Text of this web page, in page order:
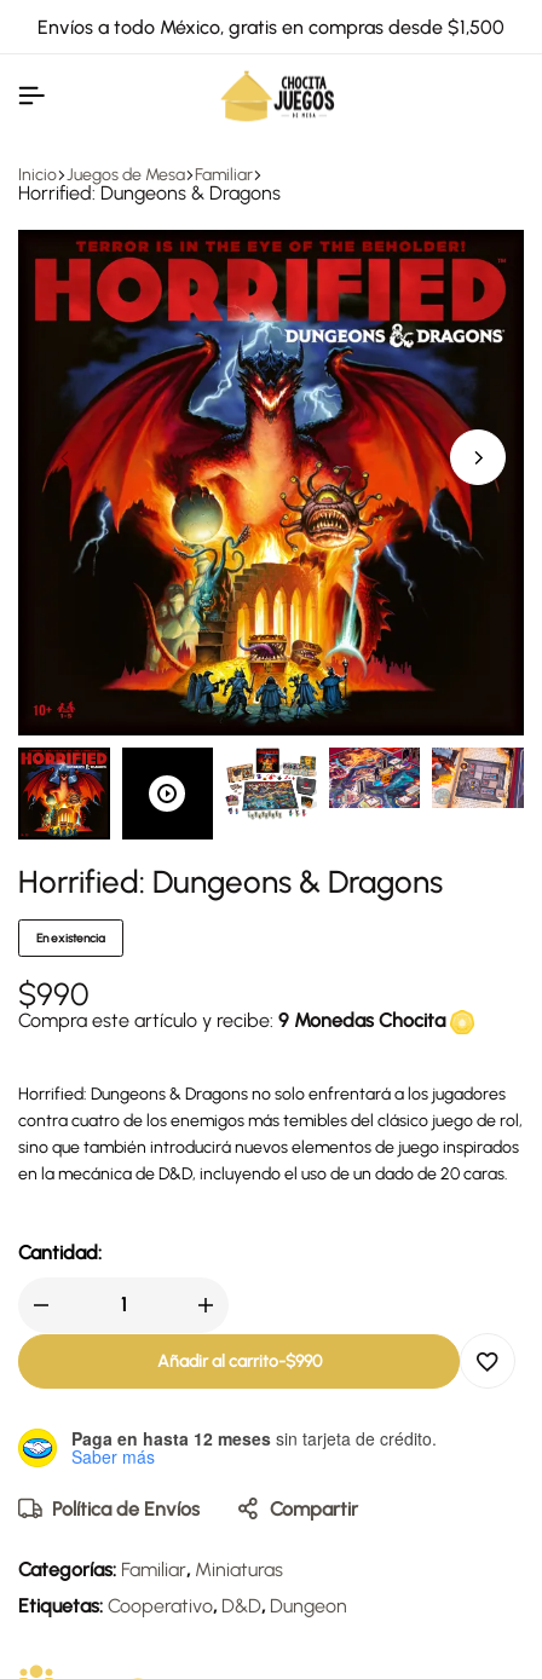
Envíos a todo México, gratis en compras desde $1,500
Inicio Juegos de Mesa Familiar
Horrified: Dungeons & Dragons
Horrified: Dungeons & Dragons
En existencia
$990
Compra este artículo y recibe: 9 Monedas Chocita
Horrified: Dungeons & Dragons no solo enfrentará a los jugadores
contra cuatro de los enemigos más temibles del clásico juego de rol,
sino que también introducirá nuevos elementos de juego inspirados
en la mecánica de D&D, incluyendo el uso de un dado de 20 caras.
Cantidad:
Añadir al carrito-$990
Paga en hasta 12 meses sin tarjeta de crédito.
Saber más
Política de Envíos Compartir
Categorías: Familiar, Miniaturas
Etiquetas: Cooperativo, D&D, Dungeon